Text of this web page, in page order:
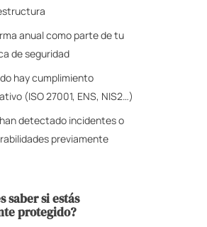
anual como parte de tu
de seguridad
hay cumplimiento
(ISO 27001, ENS, NIS2…)
detectado incidentes o
previamente
saber si estás
protegido?